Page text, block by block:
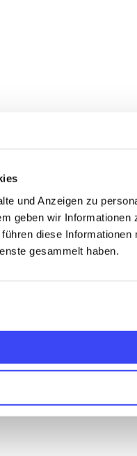
und Anzeigen zu
geben wir
diese
gesammelt haben.